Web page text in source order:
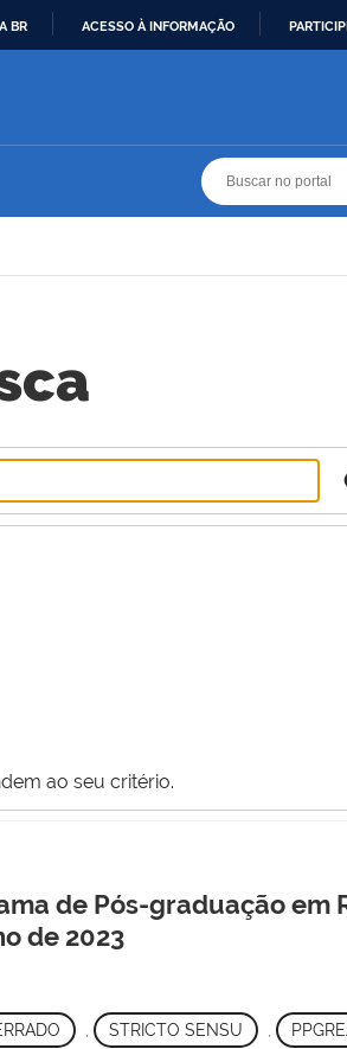
BR ACESSO À INFORMAÇÃO
ao seu critério.
de Pós-graduação
de 2023
STRICTO SENSU